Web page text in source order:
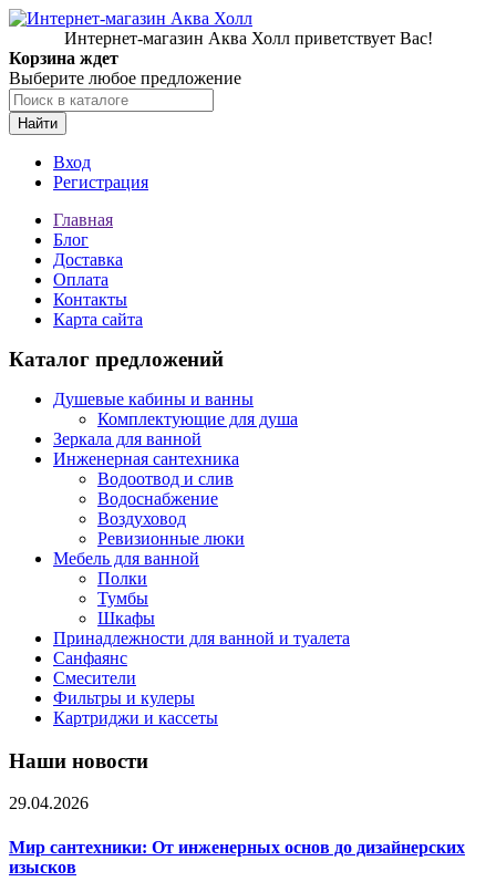
Интернет-магазин Аква Холл приветствует Вас!
Корзина ждет
Выберите любое предложение
Найти
Вход
Регистрация
Главная
Блог
Доставка
Оплата
Контакты
Карта сайта
Каталог предложений
Душевые кабины и ванны
Комплектующие для душа
Зеркала для ванной
Инженерная сантехника
Водоотвод и слив
Водоснабжение
Воздуховод
Ревизионные люки
Мебель для ванной
Полки
Тумбы
Шкафы
Принадлежности для ванной и туалета
Санфаянс
Смесители
Фильтры и кулеры
Картриджи и кассеты
Наши новости
29.04.2026
Мир сантехники: От инженерных основ до дизайнерских
изысков